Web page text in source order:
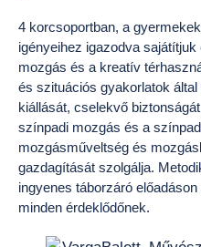
4 korcsoportban, a
igényeihez igazodva
mozgás és a kreatív
és szituációs gyakorlatok
kiállását, cselekvő
színpadi mozgás és a
mozgásműveltség és
gazdagítását szolgálja.
ingyenes táborzáró
minden érdeklődőnek.